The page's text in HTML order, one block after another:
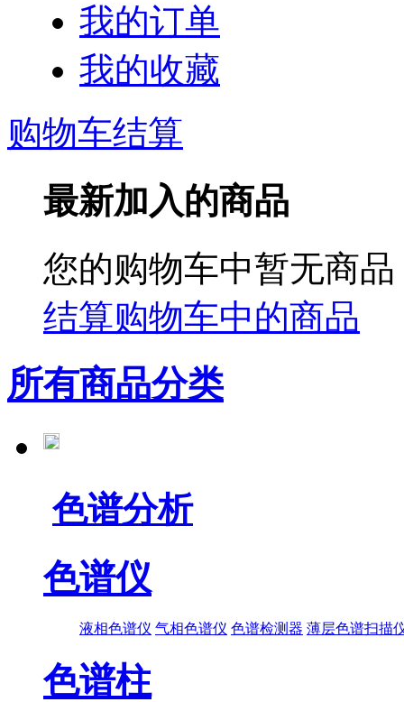
我的订单
我的收藏
购物车结算
最新加入的商品
您的购物车中暂无商
结算购物车中的商品
所有商品分类
色谱分析
色谱仪
液相色谱仪 气相色谱仪 色谱检测器 薄层色谱扫描
色谱柱